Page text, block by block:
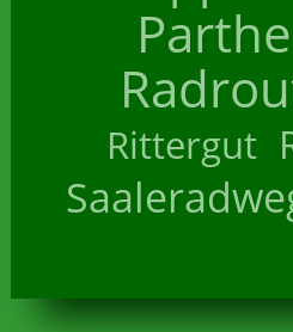
Parthe
Rittergut